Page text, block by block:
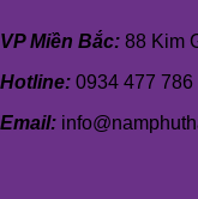
VP Miền Bắc: 88 Kim
Hotline: 0934 477 786
Email: